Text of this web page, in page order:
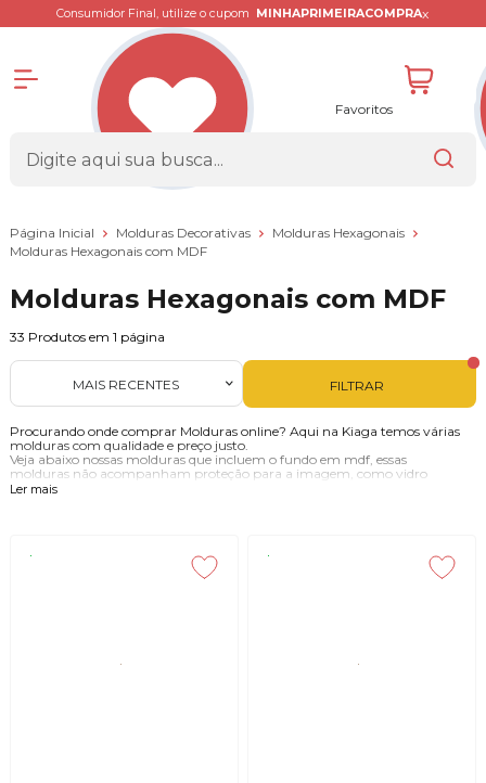
Consumidor Final, utilize o cupom MINHAPRIMEIRACOMPRAx
Favoritos
Página Inicial Molduras Decorativas
Molduras Hexagonais
Molduras Hexagonais com MDF
Molduras Hexagonais com MDF
33 Produtos em 1 página
FILTRAR
MAIS RECENTES
Procurando onde comprar Molduras online? Aqui na Kiaga temos várias
molduras com qualidade e preço justo.
Veja abaixo nossas molduras que incluem o fundo em mdf, essas
molduras não acompanham proteção para a imagem, como vidro
ou pvc.
Caso pretenda utilizar uma estampa em papel comum com essas
molduras com fundo em mdf, sugerimos para um melhor resultado que
Ler mais